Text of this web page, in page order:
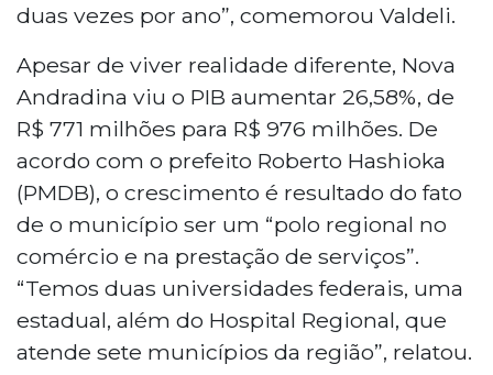
duas vezes por ano”, comemorou Valdeli.
Apesar de viver realidade diferente, Nova
Andradina viu o PIB aumentar 26,58%, de
R$ 771 milhões para R$ 976 milhões. De
acordo com o prefeito Roberto Hashioka
(PMDB), o crescimento é resultado do fato
de o município ser um “polo regional no
comércio e na prestação de serviços”.
“Temos duas universidades federais, uma
estadual, além do Hospital Regional, que
atende sete municípios da região”, relatou.